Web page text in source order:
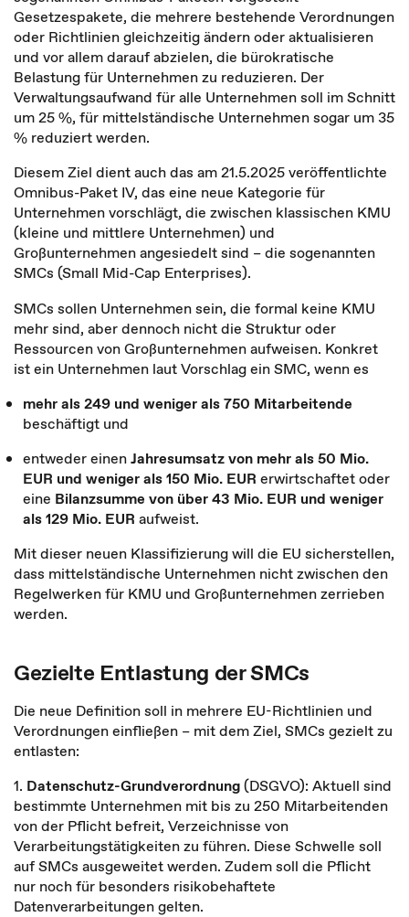
Gesetzespakete, die mehrere bestehende Verordnungen
oder Richtlinien gleichzeitig ändern oder aktualisieren
und vor allem darauf abzielen, die bürokratische
Belastung für Unternehmen zu reduzieren. Der
Verwaltungsaufwand für alle Unternehmen soll im Schnitt
um 25 %, für mittelständische Unternehmen sogar um 35
% reduziert werden.
Diesem Ziel dient auch das am 21.5.2025 veröffentlichte
Omnibus-Paket IV, das eine neue Kategorie für
Unternehmen vorschlägt, die zwischen klassischen KMU
(kleine und mittlere Unternehmen) und
Großunternehmen angesiedelt sind – die sogenannten
SMCs (Small Mid-Cap Enterprises).
SMCs sollen Unternehmen sein, die formal keine KMU
mehr sind, aber dennoch nicht die Struktur oder
Ressourcen von Großunternehmen aufweisen. Konkret
ist ein Unternehmen laut Vorschlag ein SMC, wenn es
mehr als 249 und weniger als 750 Mitarbeitende
beschäftigt und
entweder einenJahresumsatz von mehr als 50 Mio.
EUR und weniger als 150 Mio. EUR erwirtschaftet oder
eine Bilanzsumme von über 43 Mio. EUR und weniger
als 129 Mio. EUR aufweist.
Mit dieser neuen Klassifizierung will die EU sicherstellen,
dass mittelständische Unternehmen nicht zwischen den
Regelwerken für KMU und Großunternehmen zerrieben
werden.
Gezielte Entlastung der SMCs
Die neue Definition soll in mehrere EU-Richtlinien und
Verordnungen einfließen – mit dem Ziel, SMCs gezielt zu
entlasten:
1. Datenschutz-Grundverordnung(DSGVO): Aktuell sind
bestimmte Unternehmen mit bis zu 250 Mitarbeitenden
von der Pflicht befreit, Verzeichnisse von
Verarbeitungstätigkeiten zu führen. Diese Schwelle soll
auf SMCs ausgeweitet werden. Zudem soll die Pflicht
nur noch für besonders risikobehaftete
Datenverarbeitungen gelten.